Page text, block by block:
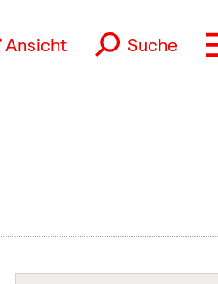
Ansicht Suche